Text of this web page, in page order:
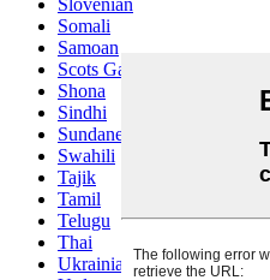
Slovenian
Somali
Samoan
Scots Gaelic
Shona
Sindhi
Sundanese
Swahili
Tajik
Tamil
Telugu
Thai
Ukrainian